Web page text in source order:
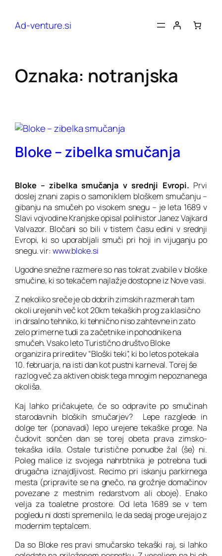
vsebino
Ad-venture.si
Oznaka: notranjska
Bloke – zibelka smučanja
Bloke – zibelka smučanja v srednji Evropi. Prvi
doslej znani zapis o samoniklem bloškem smučanju –
gibanju na smučeh po visokem snegu – je leta 1689 v
Slavi vojvodine Kranjske opisal polihistor Janez Vajkard
Valvazor. Bločani so bili v tistem času edini v srednji
Evropi, ki so uporabljali smuči pri hoji in vijuganju po
snegu.vir: www.bloke.si
Ugodne snežne razmere so nas tokrat zvabile v bloške
smučine, ki so tekačem najlažje dostopne iz Nove vasi.
Z nekoliko sreče je ob dobrih zimskih razmerah tam
okoli urejenih več kot 20km tekaških prog za klasično
in drsalno tehniko, ki tehnično niso zahtevne in zato
zelo primerne tudi za začetnike in pohodnike na
smučeh. Vsako leto Turistično društvo Bloke
organizira prireditev “Bloški teki”, ki bo letos potekala
10. februarja, na isti dan kot pustni karneval. Torej še
razlog več za aktiven obisk tega mnogim nepoznanega
okoliša.
Kaj lahko pričakujete, če so odpravite po smučinah
starodavnih bloških smučarjev? Lepe razglede in
dolge ter (ponavadi) lepo urejene tekaške proge. Na
čudovit sončen dan se torej obeta prava zimsko-
tekaška idila. Ostale turistične ponudbe žal (še) ni.
Poleg malice iz svojega nahrbtnika je potrebna tudi
drugačna iznajdljivost. Recimo pri iskanju parkirnega
mesta (pripravite se na gnečo, na grožnje domačinov
povezane z mestnim redarstvom ali oboje). Enako
velja za toaletne prostore. Od leta 1689 se v tem
pogledu ni dosti spremenilo, le da sedaj proge urejajo z
modernim teptalcem.
Da so Bloke res pravi smučarsko tekaški raj, si lahko